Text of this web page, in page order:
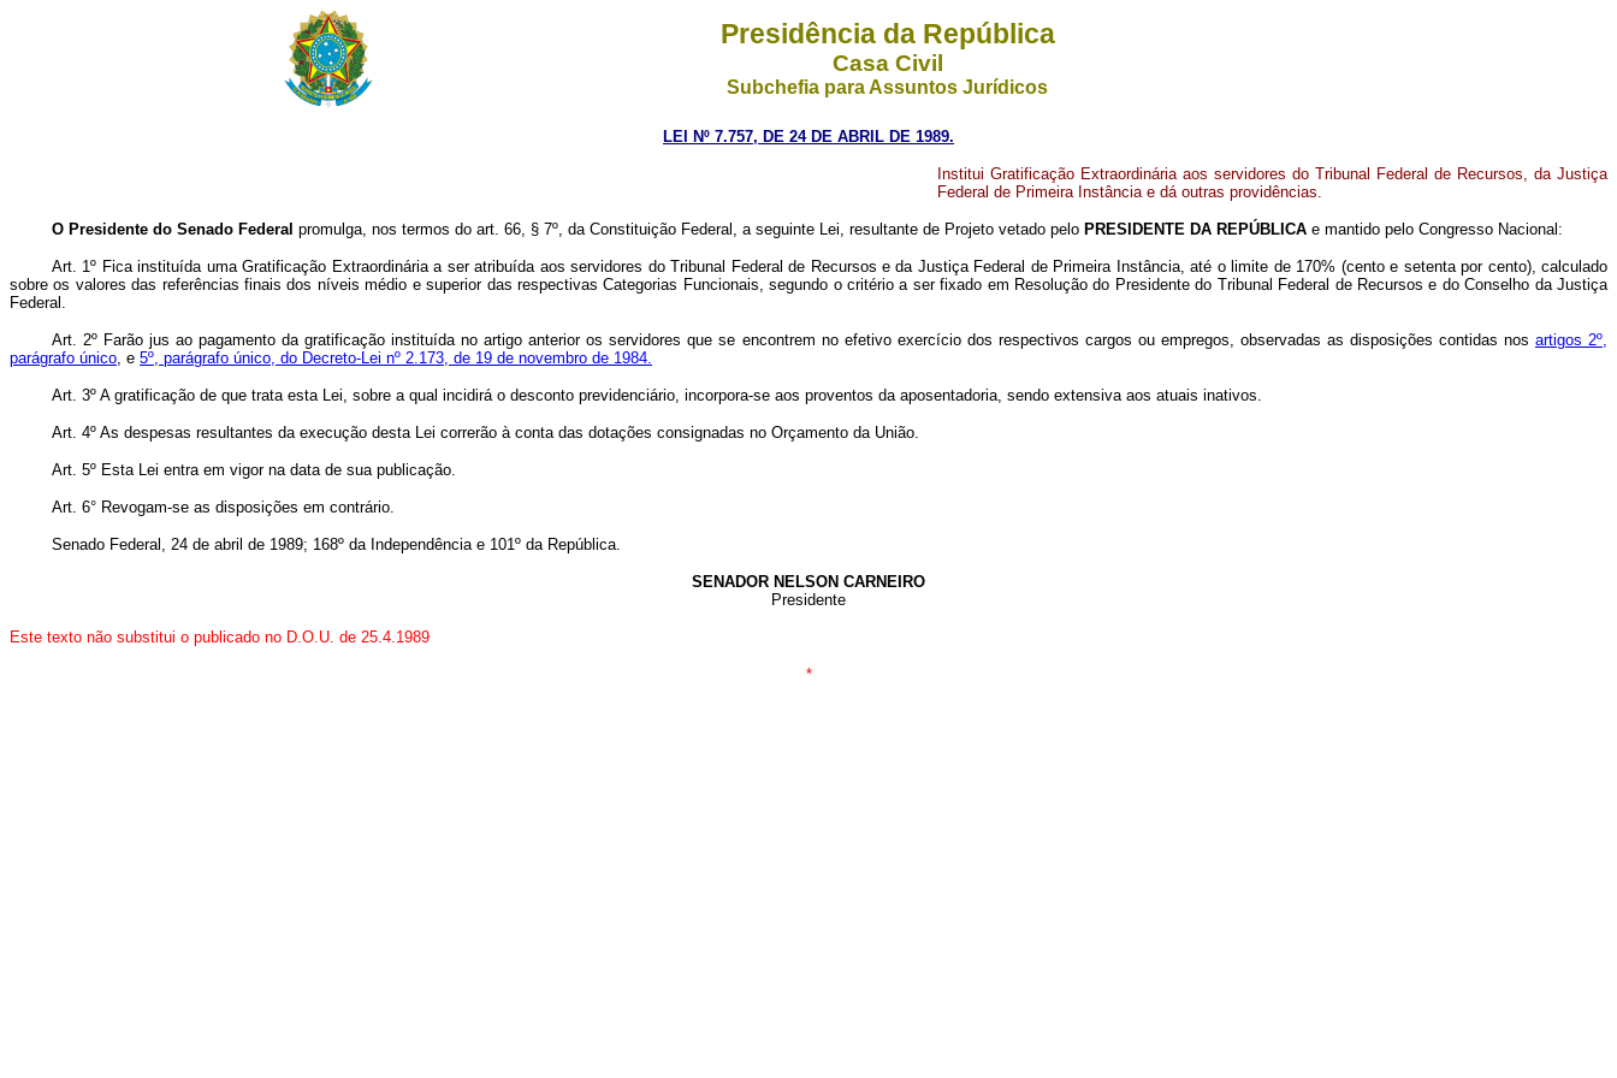
Presidência da República
Casa Civil
Subchefia para Assuntos Jurídicos
LEI Nº 7.757, DE 24 DE ABRIL DE 1989.
Institui Gratificação Extraordinária aos servidores do Tribunal Federal de Recursos, da Justiça
Federal de Primeira Instância e dá outras providências.
O Presidente do Senado Federal promulga, nos termos do art. 66, § 7º, da Constituição Federal, a seguinte Lei, resultante de Projeto vetado pelo PRESIDENTE DA REPÚBLICA e mantido pelo Congresso Nacional:
Art. 1º Fica instituída uma Gratificação Extraordinária a ser atribuída aos servidores do Tribunal Federal de Recursos e da Justiça Federal de Primeira Instância, até o limite de 170% (cento e setenta por cento), calculado
sobre os valores das referências finais dos níveis médio e superior das respectivas Categorias Funcionais, segundo o critério a ser fixado em Resolução do Presidente do Tribunal Federal de Recursos e do Conselho da Justiça
Federal.
Art. 2º Farão jus ao pagamento da gratificação instituída no artigo anterior os servidores que se encontrem no efetivo exercício dos respectivos cargos ou empregos, observadas as disposições contidas nos artigos 2º,
parágrafo único, e 5º, parágrafo único, do Decreto-Lei nº 2.173, de 19 de novembro de 1984.
Art. 3º A gratificação de que trata esta Lei, sobre a qual incidirá o desconto previdenciário, incorpora-se aos proventos da aposentadoria, sendo extensiva aos atuais inativos.
Art. 4º As despesas resultantes da execução desta Lei correrão à conta das dotações consignadas no Orçamento da União.
Art. 5º Esta Lei entra em vigor na data de sua publicação.
Art. 6° Revogam-se as disposições em contrário.
Senado Federal, 24 de abril de 1989; 168º da Independência e 101º da República.
SENADOR NELSON CARNEIRO
Presidente
Este texto não substitui o publicado no D.O.U. de 25.4.1989
*